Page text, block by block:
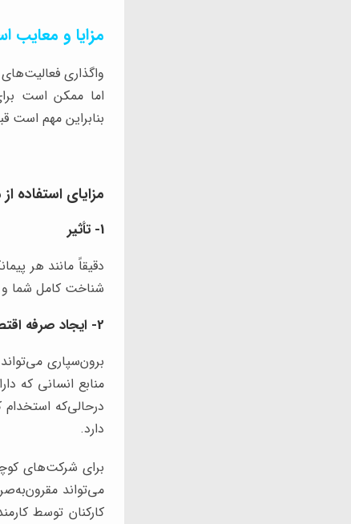
مزایا و معایب
واگذاری
اما ممکن است
بنابراین مهم است
مزایای استفاده
1- تأثیر
دقیقاً مانند هر
شناخت کامل شما و
2- ایجاد صرفه اقتصادی
برون‌سپاری
منابع انسانی که
درحالی‌که استخدام
دارد.
برای شرکت‌های
می‌تواند
کارکنان توسط